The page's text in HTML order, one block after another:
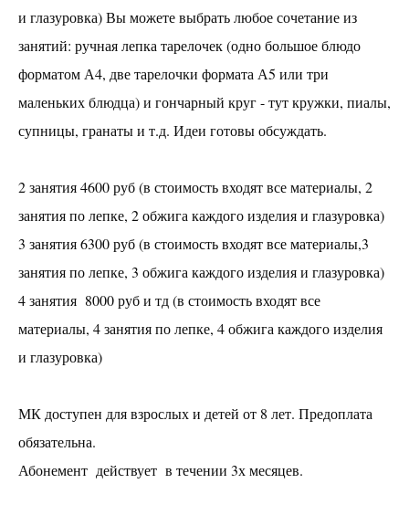
и глазуровка) Вы можете выбрать любое сочетание из
занятий: ручная лепка тарелочек (одно большое блюдо
форматом А4, две тарелочки формата А5 или три
маленьких блюдца) и гончарный круг - тут кружки, пиалы,
супницы, гранаты и т.д. Идеи готовы обсуждать.
2 занятия 4600 руб (в стоимость входят все материалы, 2
занятия по лепке, 2 обжига каждого изделия и глазуровка)
3 занятия 6300 руб (в стоимость входят все материалы,3
занятия по лепке, 3 обжига каждого изделия и глазуровка)
4 занятия 8000 руб и тд (в стоимость входят все
материалы, 4 занятия по лепке, 4 обжига каждого изделия
и глазуровка)
МК доступен для взрослых и детей от 8 лет. Предоплата
обязательна.
Абонемент действует в течении 3х месяцев.